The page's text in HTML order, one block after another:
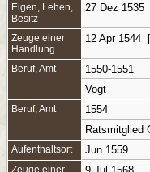
Eigen, Lehen,
Besitz
27 Dez 1535
Zeuge einer
Handlung
12 Apr 1544 [
Beruf, Amt 1550-1551
Vogt
Beruf, Amt 1554
Ratsmitglied
Aufenthaltsort Jun 1559
Zeuge einer